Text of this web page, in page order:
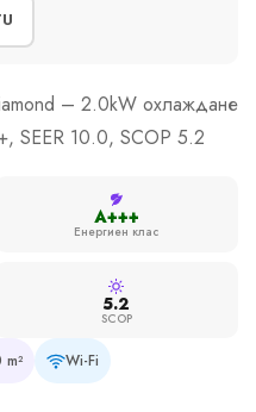
– 2.0kW охлаждане
SEER 10.0, SCOP 5.2
A+++
Енергиен клас
5.2
SCOP
Wi-Fi